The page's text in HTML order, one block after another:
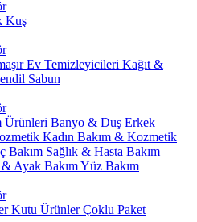
Kuş
Ev Temizleyicileri Kağıt &
Sabun
Ürünleri Banyo & Duş Erkek
Kadın Bakım & Kozmetik
Bakım Sağlık & Hasta Bakım
Ayak BakımYüz Bakım
Kutu ÜrünlerÇoklu Paket